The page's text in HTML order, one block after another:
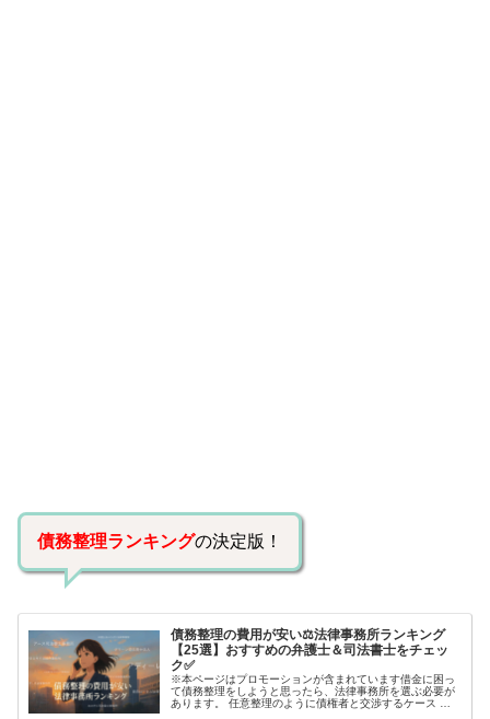
債務整理ランキングの決定版！
債務整理の費用が安い⚖️法律事務所ランキング
【25選】おすすめの弁護士＆司法書士をチェッ
ク✅
※本ページはプロモーションが含まれています借金に困っ
て債務整理をしようと思ったら、法律事務所を選ぶ必要が
あります。 任意整理のように債権者と交渉するケース 自